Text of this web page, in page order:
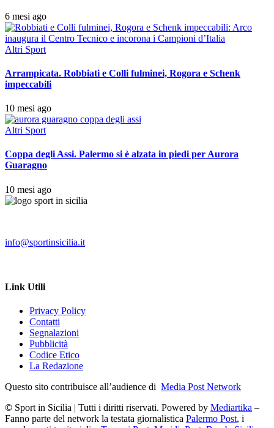
6 mesi ago
Altri Sport
Arrampicata. Robbiati e Colli fulminei, Rogora e Schenk
impeccabili
10 mesi ago
Altri Sport
Coppa degli Assi. Palermo si è alzata in piedi per Aurora
Guaragno
10 mesi ago
info@sportinsicilia.it
Link Utili
Privacy Policy
Contatti
Segnalazioni
Pubblicità
Codice Etico
La Redazione
Questo sito contribuisce all’audience di Media Post Network
© Sport in Sicilia | Tutti i diritti riservati. Powered by Mediartika –
Fanno parte del network la testata giornalistica Palermo Post, i